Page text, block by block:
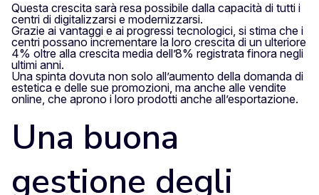
Questa crescita sarà resa possibile dalla capacità di tutti i
centri di digitalizzarsi e modernizzarsi.
Grazie ai vantaggi e ai progressi tecnologici, si stima che i
centri possano incrementare la loro crescita di un ulteriore
4% oltre alla crescita media dell’8% registrata finora negli
ultimi anni.
Una spinta dovuta non solo all’aumento della domanda di
estetica e delle sue promozioni, ma anche alle vendite
online, che aprono i loro prodotti anche all’esportazione.
Una buona
gestione degli